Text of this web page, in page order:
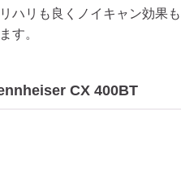
ハリも良くノイキャン効果も
す。
CX 400BT